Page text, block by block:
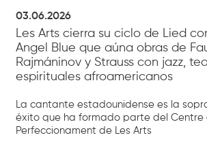
03.06.2026
Les Arts cierra su ciclo de Lied
Angel Blue que aúna obras de
Rajmáninov y Strauss con jazz,
espirituales afroamericanos
La cantante estadounidense es la
éxito que ha formado parte del Centre
Perfeccionament de Les Arts